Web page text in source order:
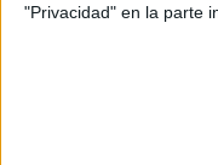
"Privacidad" en la parte